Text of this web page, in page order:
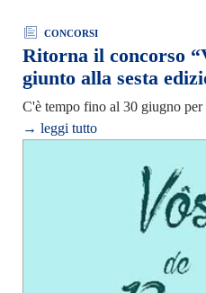
CONCORSI
Ritorna il concorso
giunto alla sesta
C'è tempo fino al 30 giugno
→ leggi tutto